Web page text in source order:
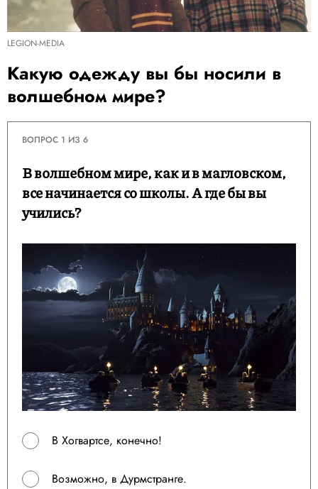
LEGION-MEDIA
Какую одежду вы бы носили в
волшебном мире?
ВОПРОС 1 ИЗ 6
В волшебном мире, как и в магловском,
все начинается со школы. А где бы вы
учились?
В Хогвартсе, конечно!
Возможно, в Дурмстранге.